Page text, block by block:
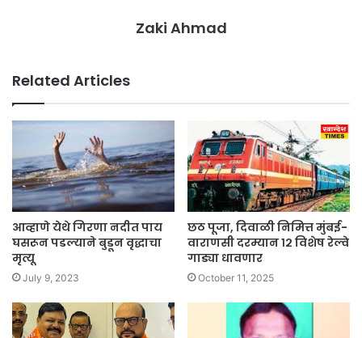
Zaki Ahmad
Related Articles
आव्हाणे येथे गिरणा नदीत पाय
घसरून पडल्याने बुडून वृद्धाचा
मृत्यू
July 9, 2023
छठ पूजा, दिवाळी निमित्त मुंबई-
वाराणसी दरम्यान १२ विशेष रेल्वे
गाड्या धावणार
October 11, 2025